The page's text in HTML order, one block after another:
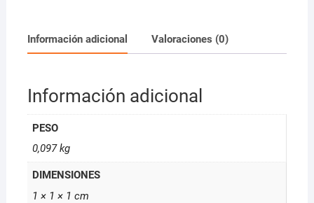
100ml
Design
cantidad
Información adicional Valoraciones (0)
Información adicional
PESO
0,097 kg
DIMENSIONES
1 × 1 × 1 cm